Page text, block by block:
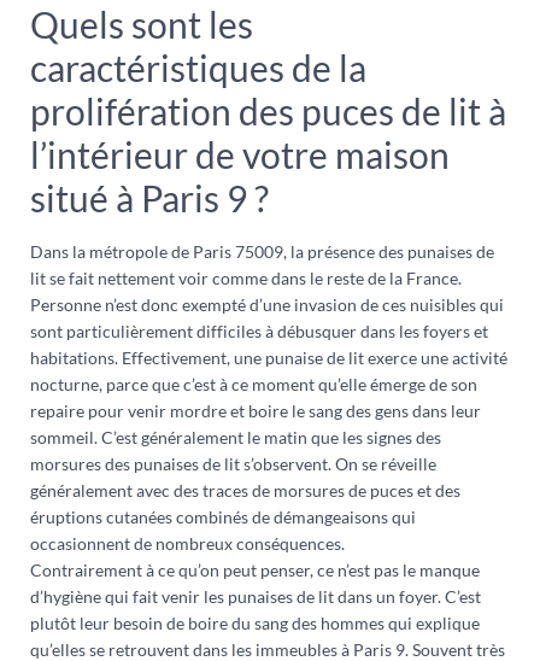
Quels sont les
caractéristiques de la
prolifération des puces de lit à
l’intérieur de votre maison
situé à Paris 9 ?
Dans la métropole de Paris 75009, la présence des punaises de
lit se fait nettement voir comme dans le reste de la France.
Personne n’est donc exempté d’une invasion de ces nuisibles qui
sont particulièrement difficiles à débusquer dans les foyers et
habitations. Effectivement, une punaise de lit exerce une activité
nocturne, parce que c’est à ce moment qu’elle émerge de son
repaire pour venir mordre et boire le sang des gens dans leur
sommeil. C’est généralement le matin que les signes des
morsures des punaises de lit s’observent. On se réveille
généralement avec des traces de morsures de puces et des
éruptions cutanées combinés de démangeaisons qui
occasionnent de nombreux conséquences.
Contrairement à ce qu’on peut penser, ce n’est pas le manque
d’hygiène qui fait venir les punaises de lit dans un foyer. C’est
plutôt leur besoin de boire du sang des hommes qui explique
qu’elles se retrouvent dans les immeubles à Paris 9. Souvent très